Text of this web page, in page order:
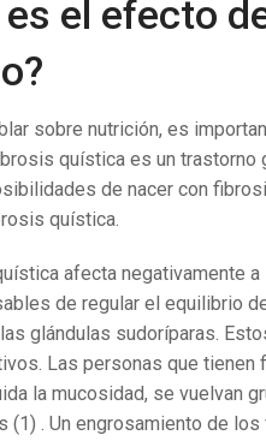
es el efecto
sobre nutrición, es
quística es un trastorno
de nacer con
quística.
afecta negativamente
de regular el equilibrio
glándulas sudoríparas.
Las personas que
la mucosidad, se vuelvan
(1) . Un engrosamiento de